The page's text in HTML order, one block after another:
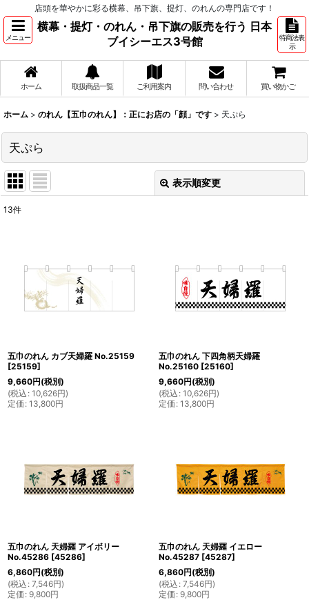
店頭を華やかに彩る横幕、吊下旗、提灯、のれんの専門店です！
メニュー
横幕・提灯・のれん・吊下旗の販売を行う 日本
ブイシーエス3号館
特商法表
示
ホーム 取扱商品一覧 ご利用案内 問い合わせ 買い物かご
ホーム > のれん【五巾のれん】：正にお店の「顔」です > 天ぷら
天ぷら
表示順変更
13件
五巾のれん カブ天婦羅 No.25159
[25159]
9,660円(税別)
(税込 : 10,626円)
定価 : 13,800円
五巾のれん 下四角柄天婦羅
No.25160 [25160]
9,660円(税別)
(税込 : 10,626円)
定価 : 13,800円
五巾のれん 天婦羅 アイボリー
No.45286 [45286]
6,860円(税別)
(税込 : 7,546円)
定価 : 9,800円
五巾のれん 天婦羅 イエロー
No.45287 [45287]
6,860円(税別)
(税込 : 7,546円)
定価 : 9,800円